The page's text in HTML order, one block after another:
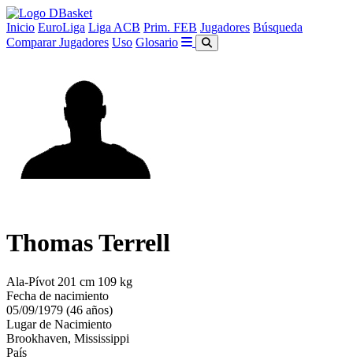
Inicio EuroLiga Liga ACB Prim. FEB Jugadores Búsqueda
Comparar Jugadores Uso Glosario
Thomas Terrell
Ala-Pívot 201 cm 109 kg
Fecha de nacimiento
05/09/1979 (46 años)
Lugar de Nacimiento
Brookhaven, Mississippi
País